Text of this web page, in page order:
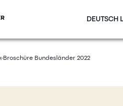
DEUTSCH
Broschüre Bundesländer 2022